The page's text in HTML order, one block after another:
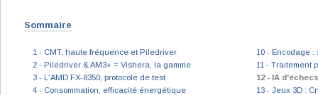
Sommaire
1 - CMT, haute fréquence et Piledriver
2 - Piledriver & AM3+ = Vishera, la gamme
3 - L'AMD FX-8350, protocole de test
4 - Consommation, efficacité énergétique
10 - Encodage :
11 - Traitement
12 - IA
13 - Jeux 3D :